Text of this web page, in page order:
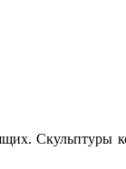
Скульптуры